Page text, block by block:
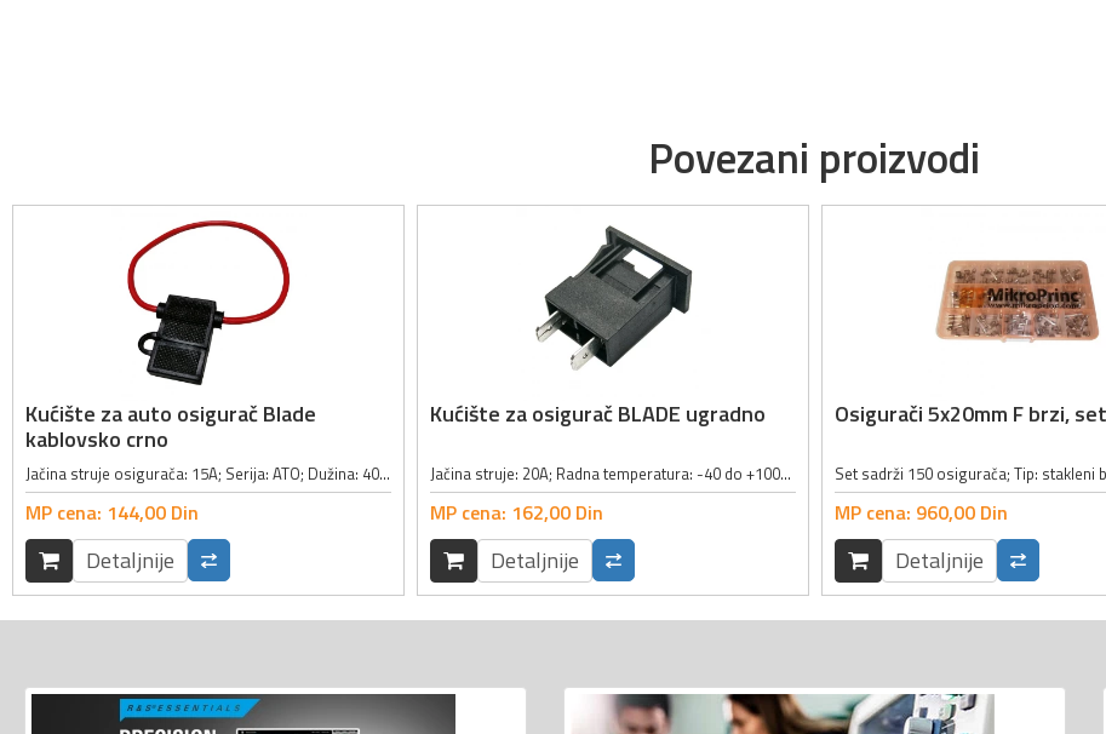
Povezani proizvodi
Kućište za auto osigurač Blade
kablovsko crno
Jačina struje osigurača: 15A; Serija: ATO; Dužina: 40.8mm; Spoljna dubina: 12.7mm;
MP cena: 144,00 Din
Detaljnije
Kućište za osigurač BLADE ugradno
Jačina struje: 20A; Radna temperatura: -40 do +100°C; Kontakti: 6.3 x 0.8mm;
MP cena: 162,00 Din
Detaljnije
Osigurači 5x20mm F brzi,
MP cena: 960,00 Din
Detaljnije